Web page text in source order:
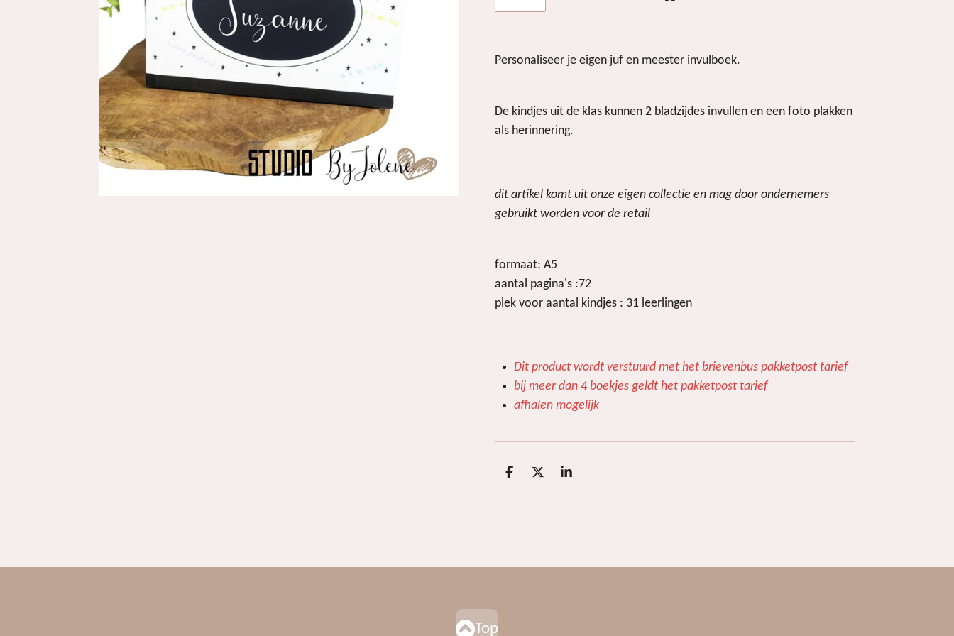
Personaliseer je eigen juf en meester invulboek.
De kindjes uit de klas kunnen 2 bladzijdes invullen en een foto plakken
als herinnering.
dit artikel komt uit onze eigen collectie en mag door ondernemers
gebruikt worden voor de retail
formaat: A5
aantal pagina's :72
plek voor aantal kindjes : 31 leerlingen
Dit product wordt verstuurd met het brievenbus pakketpost tarief
bij meer dan 4 boekjes geldt het pakketpost tarief
afhalen mogelijk
D
D
S
Top